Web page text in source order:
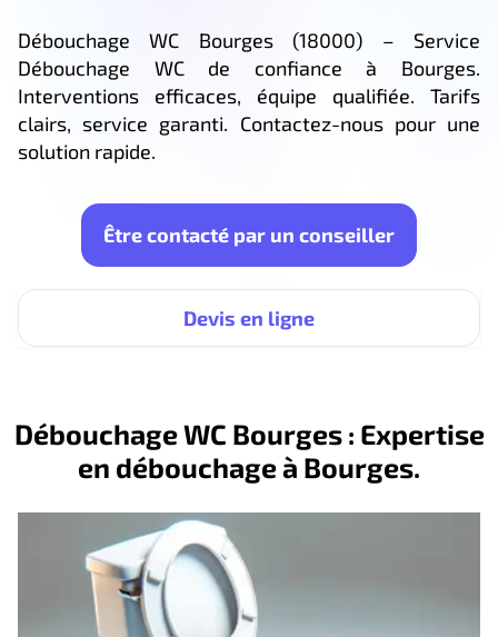
Débouchage WC Bourges (18000) – Service
Débouchage WC de confiance à Bourges.
Interventions efficaces, équipe qualifiée. Tarifs
clairs, service garanti. Contactez-nous pour une
solution rapide.
Être contacté par un conseiller
Devis en ligne
Débouchage WC Bourges : Expertise
en débouchage à Bourges.